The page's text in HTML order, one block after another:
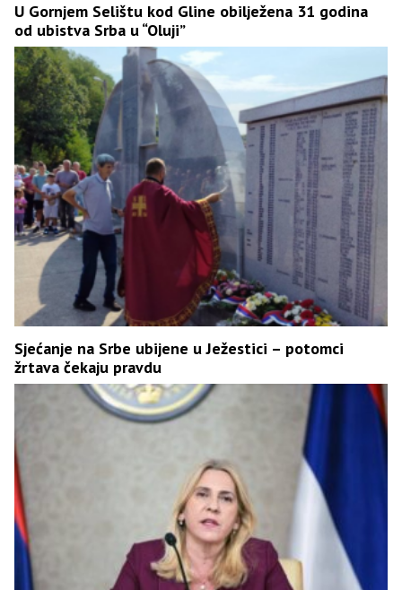
U Gornjem Selištu kod Gline obilježena 31 godina
od ubistva Srba u “Oluji”
Sjećanje na Srbe ubijene u Ježestici – potomci
žrtava čekaju pravdu